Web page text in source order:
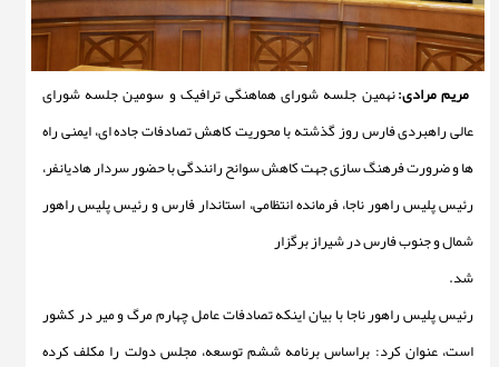
مریم مرادی:نهمین جلسه شورای هماهنگی ترافیک و سومین جلسه شورای
عالی راهبردی فارس روز گذشته با محوریت کاهش تصادفات جاده ای، ایمنی راه
ها و ضرورت فرهنگ سازی جهت کاهش سوانح رانندگی با حضور سردار هادیانفر،
رئیس پلیس راهور ناجا، فرمانده انتظامی، استاندار فارس و رئیس پلیس راهور
شمال و جنوب فارس در شیراز برگزار
شد.
رئیس پلیس راهور ناجا با بیان اینکه تصادفات عامل چهارم مرگ و میر در کشور
است، عنوان کرد: براساس برنامه ششم توسعه، مجلس دولت را مکلف کرده